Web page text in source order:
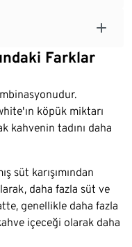
Farklar
köpük miktarı
kahvenin tadını daha
süt karışımından
daha fazla süt ve
genellikle daha fazla
içeceği olarak daha